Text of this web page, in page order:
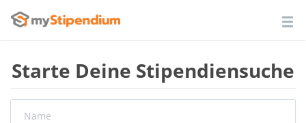
Starte Deine Stipendiensuche
Name